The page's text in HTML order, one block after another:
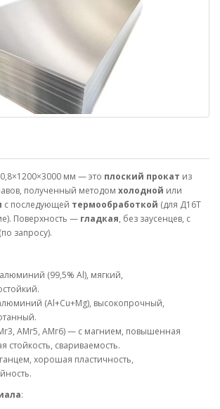
мм — это плоский прокат из
полученный методом холодной или
с последующей термообработкой (для Д16Т
Поверхность — гладкая, без заусенцев, с
запросу).
(99,5% Al), мягкий,
(Al+Cu+Mg), высокопрочный,
АМг5, АМг6) — с магнием, повышенная
стойкость, свариваемость.
хорошая пластичность,
: